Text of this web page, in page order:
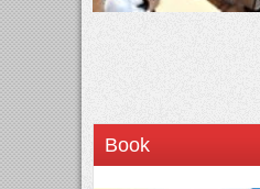
Book